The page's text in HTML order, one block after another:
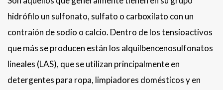
hidrófilo un sulfonato, sulfato o carboxilato con un
contraión de sodio o calcio. Dentro de los tensioactivos
que más se producen están los alquilbencenosulfonatos
lineales (LAS), que se utilizan principalmente en
detergentes para ropa, limpiadores domésticos y en